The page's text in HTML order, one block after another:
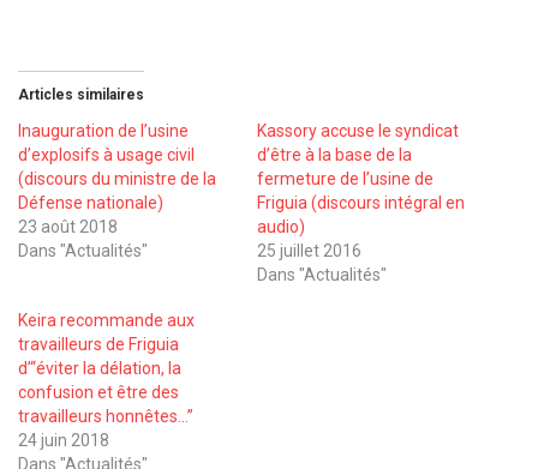
Articles similaires
Inauguration de l’usine
d’explosifs à usage civil
(discours du ministre de la
Défense nationale)
23 août 2018
Dans "Actualités"
Kassory accuse le syndicat
d’être à la base de la
fermeture de l’usine de
Friguia (discours intégral en
audio)
25 juillet 2016
Dans "Actualités"
Keira recommande aux
travailleurs de Friguia
d’‘‘éviter la délation, la
confusion et être des
travailleurs honnêtes…’’
24 juin 2018
Dans "Actualités"